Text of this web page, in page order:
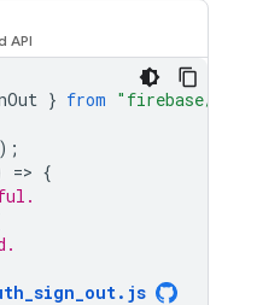
} from "firebase/
=> {
. js